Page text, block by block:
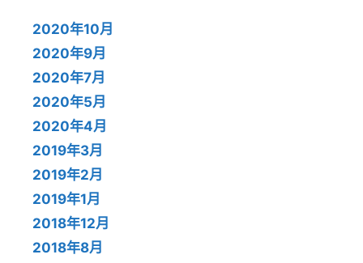
2020年10月
2020年9月
2020年7月
2020年5月
2020年4月
2019年3月
2019年2月
2019年1月
2018年12月
2018年8月